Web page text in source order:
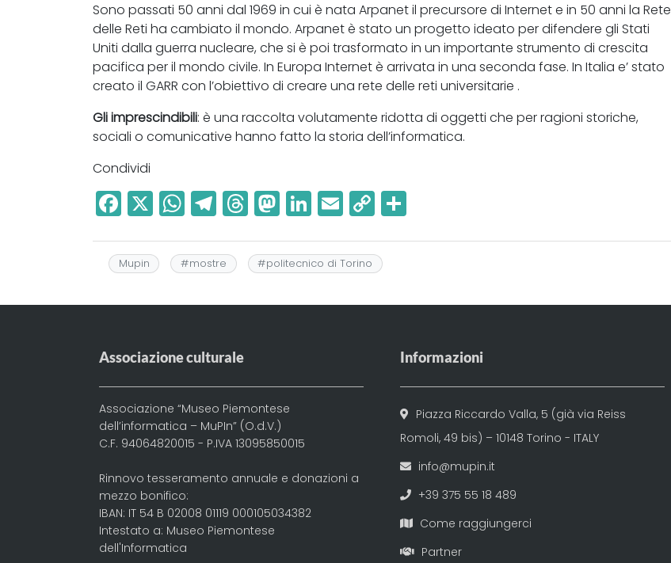
Sono passati 50 anni dal 1969 in cui è nata Arpanet il precursore di Internet e in 50 anni la Rete
delle Reti ha cambiato il mondo. Arpanet è stato un progetto ideato per difendere gli Stati
Uniti dalla guerra nucleare, che si è poi trasformato in un importante strumento di crescita
pacifica per il mondo civile. In Europa Internet è arrivata in una seconda fase. In Italia e’ stato
creato il GARR con l’obiettivo di creare una rete delle reti universitarie .
Gli imprescindibili: è una raccolta volutamente ridotta di oggetti che per ragioni storiche,
sociali o comunicative hanno fatto la storia dell’informatica.
Condividi
F
a
c
e
b
o
k
X W
h
a
ts
A
p
T
el
e
g
r
m
T
h
r
e
a
M
a
st
o
d
Li
n
k
e
dI
E
m
ai
l
C
o
p
y
Li
n
vi
Mupin #mostre #politecnico di Torino
Associazione culturale
Associazione “Museo Piemontese
dell’informatica – MuPIn” (O.d.V.)
C.F. 94064820015 - P.IVA 13095850015
Rinnovo tesseramento annuale e donazioni a
mezzo bonifico:
IBAN: IT 54 B 02008 01119 000105034382
Intestato a: Museo Piemontese
dell'Informatica
Informazioni
Piazza Riccardo Valla, 5 (già via Reiss
Romoli, 49 bis) – 10148 Torino - ITALY
info@mupin.it
+39 375 55 18 489
Come raggiungerci
Partner